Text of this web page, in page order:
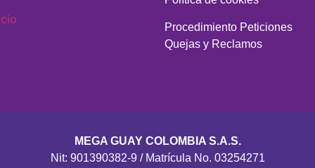
Procedimiento Peticiones
Quejas y Reclamos
MEGA GUAY COLOMBIA S.A.S.
Nit: 901390382-9 / Matrícula No. 03254271